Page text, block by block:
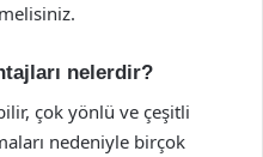
nelerdir?
çok yönlü ve çeşitli
nedeniyle birçok